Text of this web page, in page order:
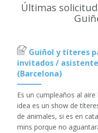
Últimas
Guiñol y títeres
invitados /
(Barcelona)
Es un cumpleaños al
idea es un show de
de animales, si es en
mins porque no